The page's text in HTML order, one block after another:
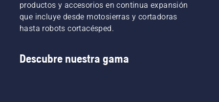
productos y accesorios en continua expansión
que incluye desde motosierras y cortadoras
hasta robots cortacésped.
Descubre nuestra gama